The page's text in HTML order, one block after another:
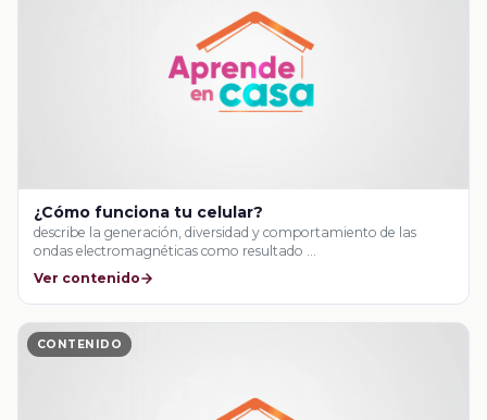
¿Cómo funciona tu celular?
describe la generación, diversidad y comportamiento de las
ondas electromagnéticas como resultado …
Ver contenido
CONTENIDO